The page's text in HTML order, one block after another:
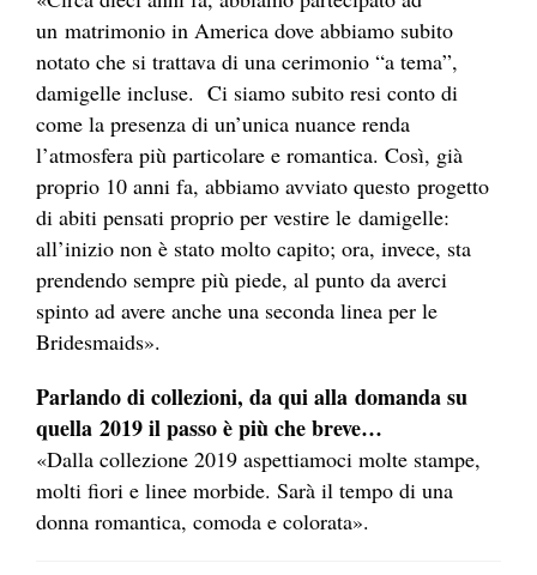
un matrimonio in America dove abbiamo subito
notato che si trattava di una cerimonio “a tema”,
damigelle incluse. Ci siamo subito resi conto di
come la presenza di un’unica nuance renda
l’atmosfera più particolare e romantica. Così, già
proprio 10 anni fa, abbiamo avviato questo progetto
di abiti pensati proprio per vestire le damigelle:
all’inizio non è stato molto capito; ora, invece, sta
prendendo sempre più piede, al punto da averci
spinto ad avere anche una seconda linea per le
Bridesmaids».
Parlando di collezioni, da qui alla domanda su
quella 2019 il passo è più che breve…
«Dalla collezione 2019 aspettiamoci molte stampe,
molti fiori e linee morbide. Sarà il tempo di una
donna romantica, comoda e colorata».